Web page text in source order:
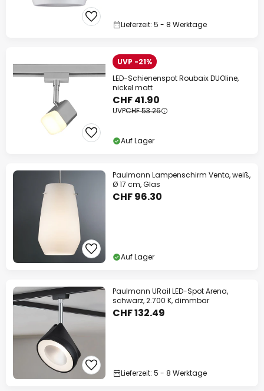
Lieferzeit: 5 - 8 Werktage
UVP -21%
LED-Schienenspot Roubaix DUOline,
nickel matt
CHF 41.90
UVPCHF 53.26
Auf Lager
Paulmann Lampenschirm Vento, weiß,
Ø 17 cm, Glas
CHF 96.30
Auf Lager
Paulmann URail LED-Spot Arena,
schwarz, 2.700 K, dimmbar
CHF 132.49
Lieferzeit: 5 - 8 Werktage